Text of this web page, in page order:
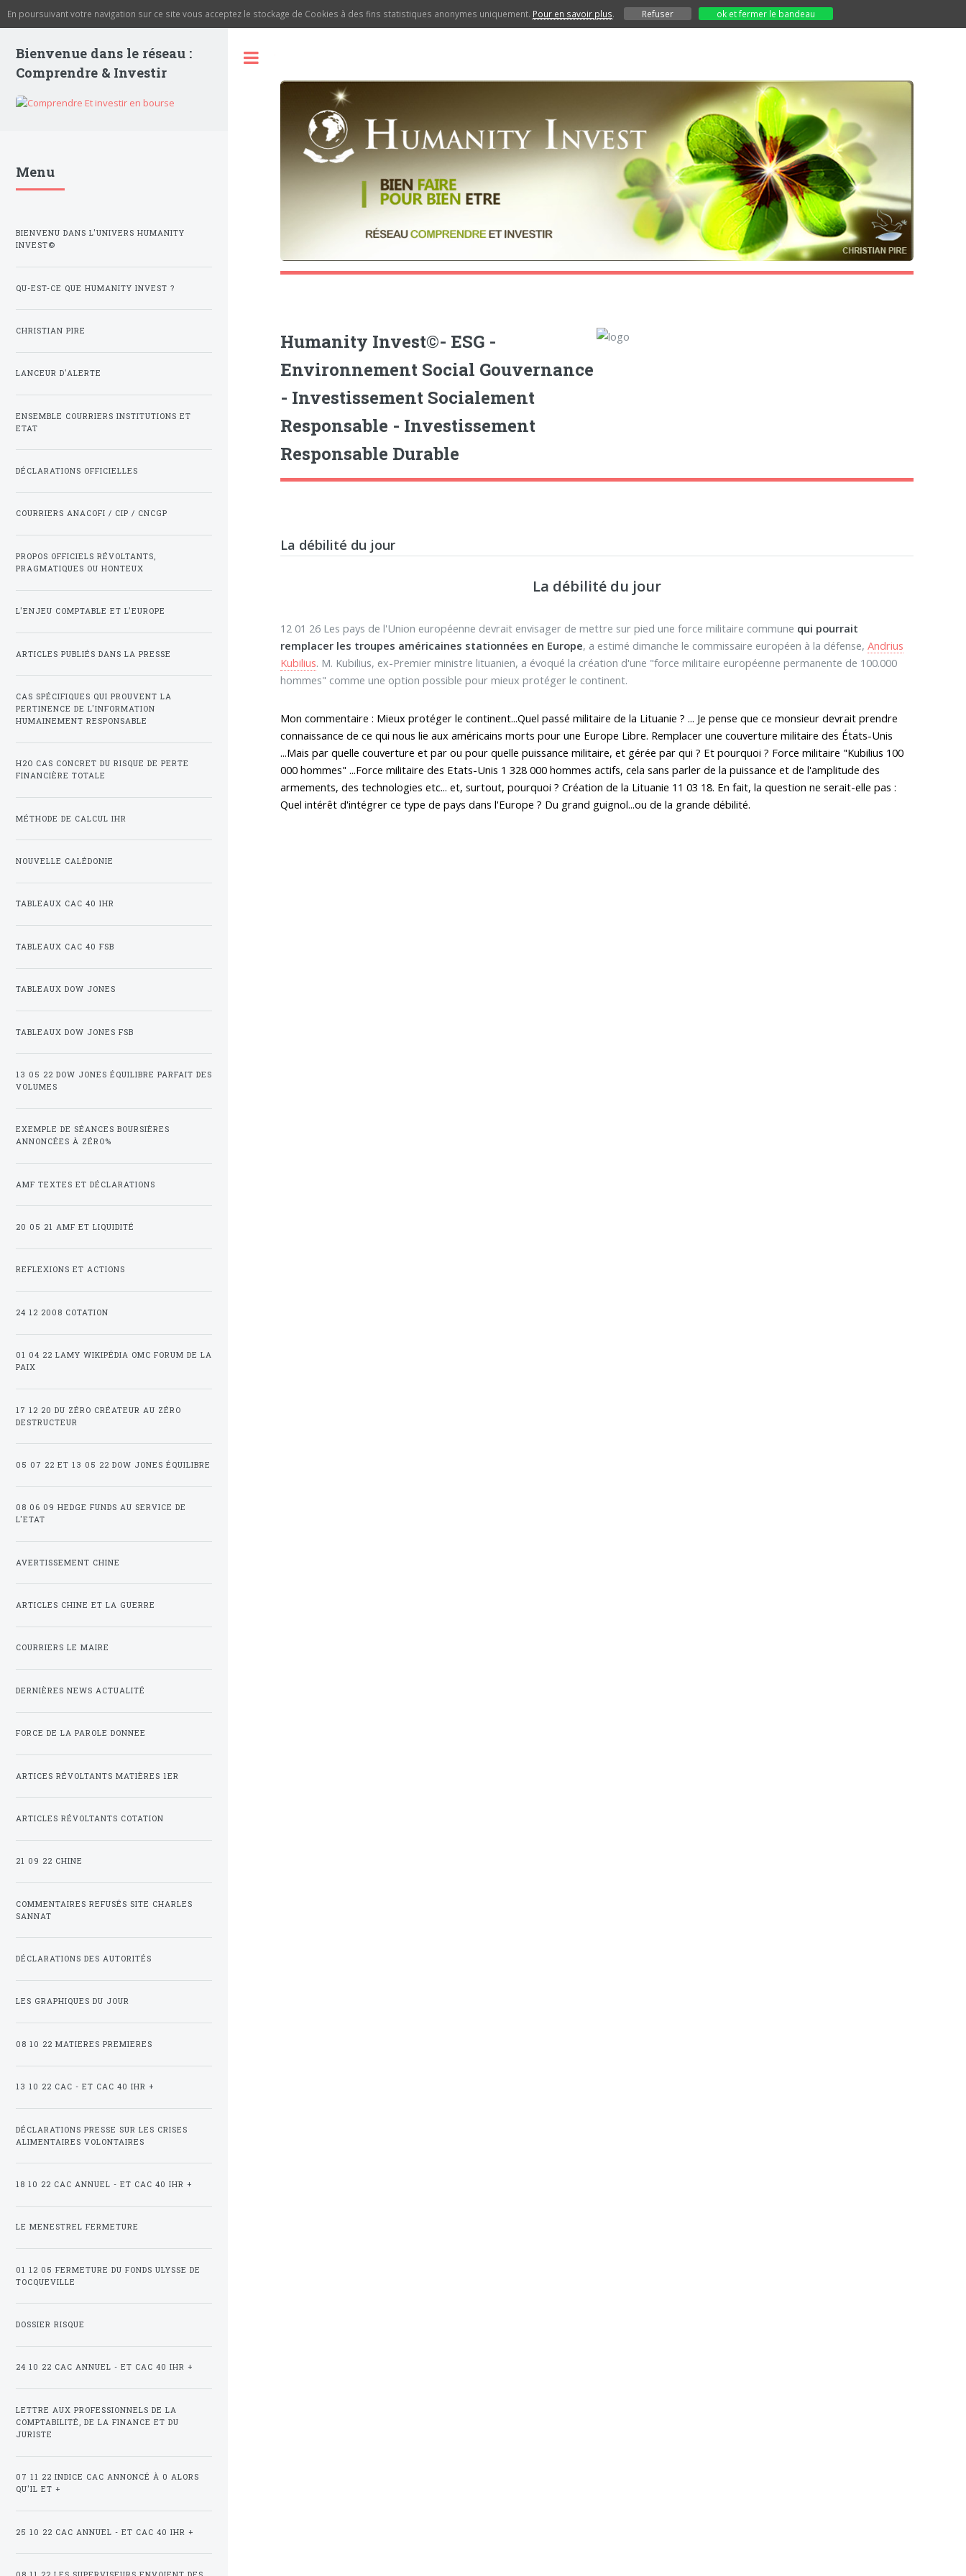
En poursuivant votre navigation sur ce site vous acceptez le stockage de Cookies à des fins statistiques anonymes uniquement. Pour en savoir plus. Refuser ok et fermer le bandeau
Humanity Invest©- ESG -
Environnement Social Gouvernance
- Investissement Socialement
Responsable - Investissement
Responsable Durable
La débilité du jour
La débilité du jour
12 01 26 Les pays de l'Union européenne devrait envisager de mettre sur pied une force militaire commune qui pourrait
remplacer les troupes américaines stationnées en Europe, a estimé dimanche le commissaire européen à la défense,Andrius
Kubilius. M. Kubilius, ex-Premier ministre lituanien, a évoqué la création d'une "force militaire européenne permanente de 100.000
hommes" comme une option possible pour mieux protéger le continent.
Mon commentaire : Mieux protéger le continent...Quel passé militaire de la Lituanie ? ... Je pense que ce monsieur devrait prendre
connaissance de ce qui nous lie aux américains morts pour une Europe Libre. Remplacer une couverture militaire des États-Unis
...Mais par quelle couverture et par ou pour quelle puissance militaire, et gérée par qui ? Et pourquoi ? Force militaire "Kubilius 100
000 hommes" ...Force militaire des Etats-Unis 1 328 000 hommes actifs, cela sans parler de la puissance et de l'amplitude des
armements, des technologies etc... et, surtout, pourquoi ? Création de la Lituanie 11 03 18. En fait, la question ne serait-elle pas :
Quel intérêt d'intégrer ce type de pays dans l'Europe ? Du grand guignol...ou de la grande débilité.
Bienvenue dans le réseau :
Comprendre & Investir
Menu
BIENVENU DANS L'UNIVERS HUMANITY
INVEST©
QU-EST-CE QUE HUMANITY INVEST ?
CHRISTIAN PIRE
LANCEUR D'ALERTE
ENSEMBLE COURRIERS INSTITUTIONS ET
ETAT
DÉCLARATIONS OFFICIELLES
COURRIERS ANACOFI / CIP / CNCGP
PROPOS OFFICIELS RÉVOLTANTS,
PRAGMATIQUES OU HONTEUX
L'ENJEU COMPTABLE ET L'EUROPE
ARTICLES PUBLIÉS DANS LA PRESSE
CAS SPÉCIFIQUES QUI PROUVENT LA
PERTINENCE DE L'INFORMATION
HUMAINEMENT RESPONSABLE
H2O CAS CONCRET DU RISQUE DE PERTE
FINANCIÈRE TOTALE
MÉTHODE DE CALCUL IHR
NOUVELLE CALÉDONIE
TABLEAUX CAC 40 IHR
TABLEAUX CAC 40 FSB
TABLEAUX DOW JONES
TABLEAUX DOW JONES FSB
13 05 22 DOW JONES ÉQUILIBRE PARFAIT DES
VOLUMES
EXEMPLE DE SÉANCES BOURSIÈRES
ANNONCÉES À ZÉRO%
AMF TEXTES ET DÉCLARATIONS
20 05 21 AMF ET LIQUIDITÉ
REFLEXIONS ET ACTIONS
24 12 2008 COTATION
01 04 22 LAMY WIKIPÉDIA OMC FORUM DE LA
PAIX
17 12 20 DU ZÉRO CRÉATEUR AU ZÉRO
DESTRUCTEUR
05 07 22 ET 13 05 22 DOW JONES ÉQUILIBRE
08 06 09 HEDGE FUNDS AU SERVICE DE
L'ETAT
AVERTISSEMENT CHINE
ARTICLES CHINE ET LA GUERRE
COURRIERS LE MAIRE
DERNIÈRES NEWS ACTUALITÉ
FORCE DE LA PAROLE DONNEE
ARTICES RÉVOLTANTS MATIÈRES 1ER
ARTICLES RÉVOLTANTS COTATION
21 09 22 CHINE
COMMENTAIRES REFUSÉS SITE CHARLES
SANNAT
DÉCLARATIONS DES AUTORITÉS
LES GRAPHIQUES DU JOUR
08 10 22 MATIERES PREMIERES
13 10 22 CAC - ET CAC 40 IHR +
DÉCLARATIONS PRESSE SUR LES CRISES
ALIMENTAIRES VOLONTAIRES
18 10 22 CAC ANNUEL - ET CAC 40 IHR +
LE MENESTREL FERMETURE
01 12 05 FERMETURE DU FONDS ULYSSE DE
TOCQUEVILLE
DOSSIER RISQUE
24 10 22 CAC ANNUEL - ET CAC 40 IHR +
LETTRE AUX PROFESSIONNELS DE LA
COMPTABILITÉ, DE LA FINANCE ET DU
JURISTE
07 11 22 INDICE CAC ANNONCÉ À 0 ALORS
QU'IL ET +
25 10 22 CAC ANNUEL - ET CAC 40 IHR +